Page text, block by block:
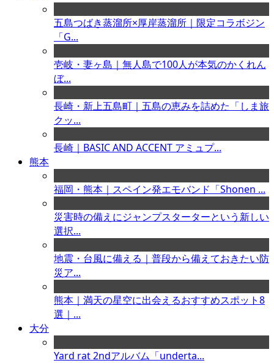
五島つばき蒸溜所×厚岸蒸溜所｜限定コラボジン
「G...
壱岐・妻ヶ島｜無人島で100人が本気のかくれん
ぼ...
長崎・新上五島町｜五島の恵みを詰めた「しま旅
クッ...
長崎｜BASIC AND ACCENT アミュプ...
熊本
福岡・熊本｜スペイン発エモバンド「Shonen ...
災害時の備えにジャンプスターターという新しい
選択...
地震・台風に備える｜普段から備えておきたい防
災ア...
熊本｜満天の星空に出会えるおすすめスポット8
選｜...
大分
Yard rat 2ndアルバム「underta...